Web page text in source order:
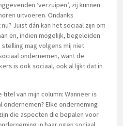
‘verzuipen’, zij kunnen
uitvoeren. Ondanks
Juist dán kan het sociaal zijn om
en, indien mogelijk, begeleiden
stelling mag volgens mij niet
ondernemen, want de
is ook sociaal, ook al lijkt dat in
van mijn column: Wanneer is
ondernemen? Elke onderneming
die aspecten die bepalen voor